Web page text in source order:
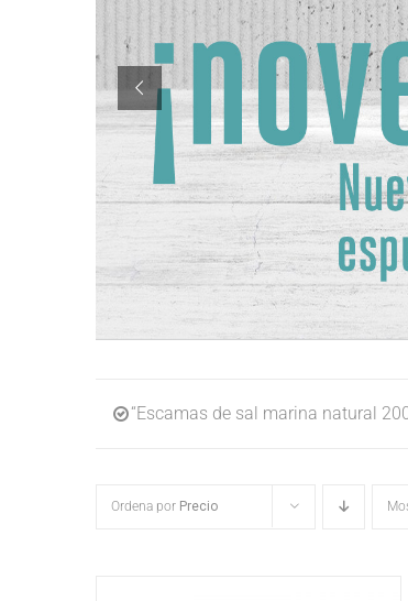
“Escamas de sal marina natural
Ordena por Precio